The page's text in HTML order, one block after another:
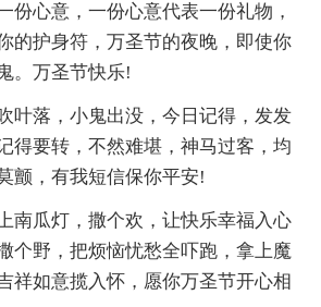
份心意，一份心意代表一份礼物，
的护身符，万圣节的夜晚，即使你
。万圣节快乐!
叶落，小鬼出没，今日记得，发发
得要转，不然难堪，神马过客，均
颤，有我短信保你平安!
南瓜灯，撒个欢，让快乐幸福入心
个野，把烦恼忧愁全吓跑，拿上魔
祥如意揽入怀，愿你万圣节开心相